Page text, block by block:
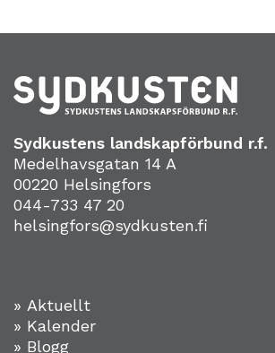
Sydkustens landskapförbund r.f.
Medelhavsgatan 14 A
00220 Helsingfors
044-733 47 20
helsingfors@sydkusten.fi
» Aktuellt
» Kalender
» Blogg